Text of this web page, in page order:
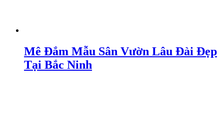
Mê Đắm Mẫu Sân Vườn Lâu Đài Đẹp
Tại Bắc Ninh